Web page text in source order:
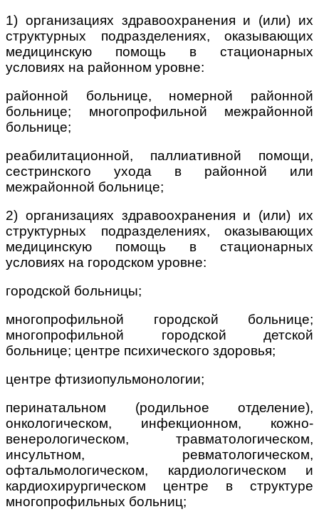
1) организациях здравоохранения и (или) их
структурных подразделениях, оказывающих
медицинскую помощь в стационарных
условиях на районном уровне:
районной больнице, номерной районной
больнице; многопрофильной межрайонной
больнице;
реабилитационной, паллиативной помощи,
сестринского ухода в районной или
межрайонной больнице;
2) организациях здравоохранения и (или) их
структурных подразделениях, оказывающих
медицинскую помощь в стационарных
условиях на городском уровне:
городской больницы;
многопрофильной городской больнице;
многопрофильной городской детской
больнице; центре психического здоровья;
центре фтизиопульмонологии;
перинатальном (родильное отделение),
онкологическом, инфекционном, кожно-
венерологическом, травматологическом,
инсультном, ревматологическом,
офтальмологическом, кардиологическом и
кардиохирургическом центре в структуре
многопрофильных больниц;